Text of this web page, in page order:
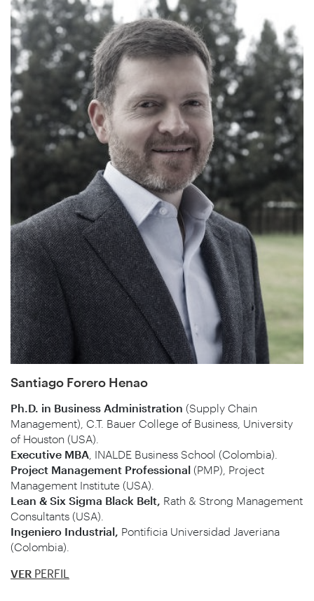
Santiago Forero Henao
Ph.D. in Business Administration (Supply Chain
Management), C.T. Bauer College of Business, University
of Houston (USA).
Executive MBA , INALDE Business School (Colombia).
Project Management Professional (PMP), Project
Management Institute (USA).
Lean & Six Sigma Black Belt, Rath & Strong Management
Consultants (USA).
Ingeniero Industrial, Pontificia Universidad Javeriana
(Colombia).
VER PERFIL